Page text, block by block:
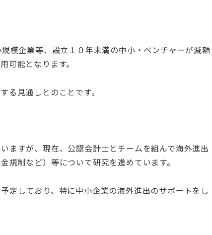
模企業等、設立１０年未満の中小・ベンチャーが減額
可能となります。
る見通しとのことです。
ますが、現在、公認会計士とチームを組んで海外進出
規制など）等について研究を進めています。
定しており、特に中小企業の海外進出のサポートをし